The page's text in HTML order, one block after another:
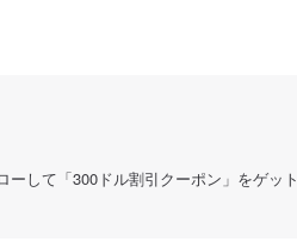
ーして「300ドル割引クーポン」をゲット